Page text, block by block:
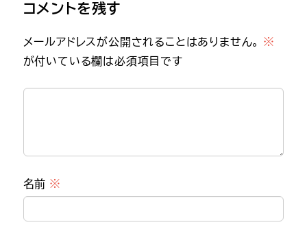
コメントを残す
メールアドレスが公開されることはありません。
※
が付いている欄は必須項目です
名前 ※